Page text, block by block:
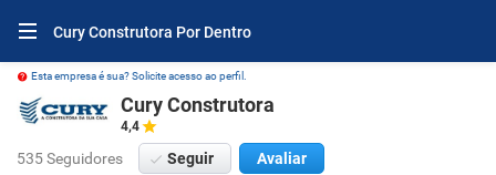
Cury Construtora Por Dentro
Esta empresa é sua? Solicite acesso ao perfil.
Cury Construtora
4,4
535 Seguidores Seguir Avaliar